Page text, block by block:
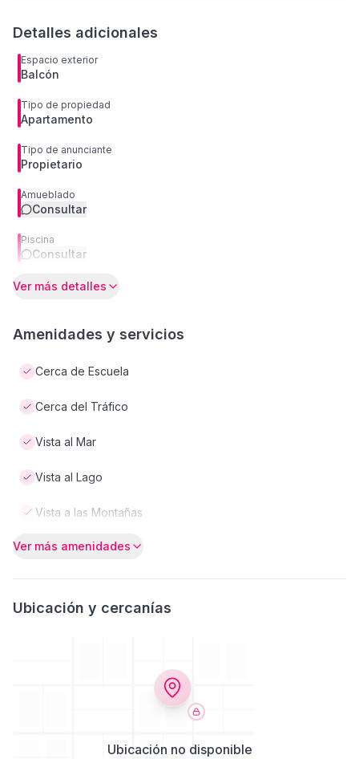
Detalles adicionales
Espacio exterior
Balcón
Tipo de propiedad
Apartamento
Tipo de anunciante
Propietario
Amueblado
Consultar
Piscina
Consultar
Ver más detalles
Amenidades y servicios
Cerca de Escuela
Cerca del Tráfico
Vista al Mar
Vista al Lago
Vista a las Montañas
Ver más amenidades
Ubicación y cercanías
Ubicación no disponible